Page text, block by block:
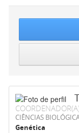
CIÊNCIAS
Genética